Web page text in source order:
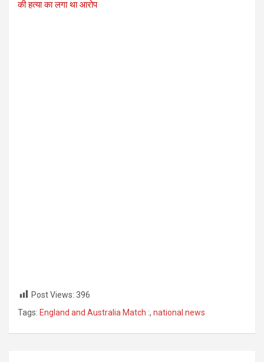
की हत्या का लगा था आरोप
Post Views: 396
Tags: England and Australia Match :, national news